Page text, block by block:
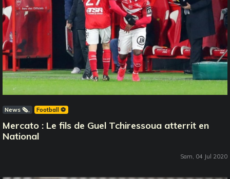
News 🗞️ Football ⚽️
Mercato : Le fils de Guel Tchiressoua atterrit en
National
Sam, 04 Jul 2020